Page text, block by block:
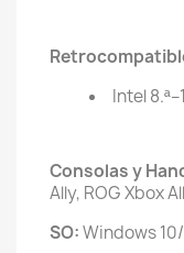
Intel
Consolas y
Ally, ROG Xbox
SO:Windows 10/